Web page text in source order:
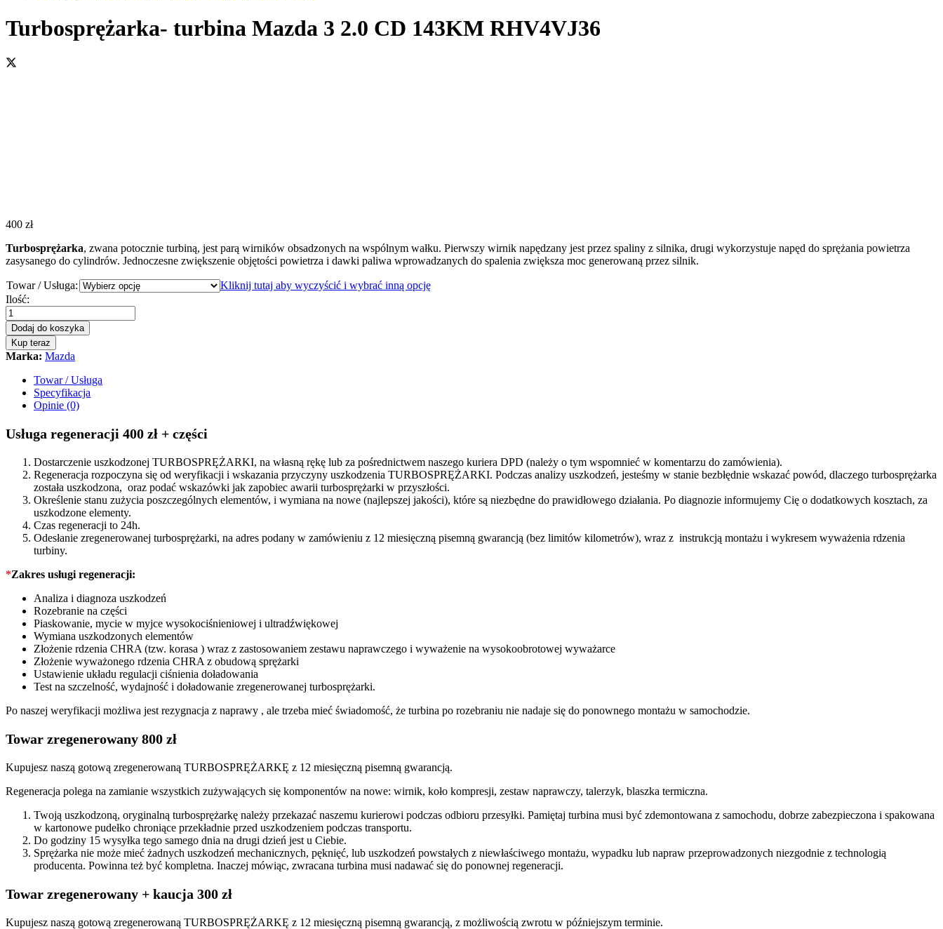
Turbosprężarka- turbina Mazda 3 2.0 CD 143KM RHV4VJ36
400 zł
Turbosprężarka, zwana potocznie turbiną, jest parą wirników obsadzonych na wspólnym wałku. Pierwszy wirnik napędzany jest przez spaliny z silnika, drugi wykorzystuje napęd do sprężania powietrza
zasysanego do cylindrów. Jednoczesne zwiększenie objętości powietrza i dawki paliwa wprowadzanych do spalenia zwiększa moc generowaną przez silnik.
Towar / Usługa:
Kliknij tutaj aby wyczyścić i wybrać inną opcję
Turbosprężarka-
turbina
Mazda
3
2.0
CD
143KM
RHV4VJ36
quantity
Ilość:
Dodaj do koszyka
Kup teraz
Marka: Mazda
Towar / Usługa
Specyfikacja
Opinie (0)
Usługa regeneracji 400 zł + części
Dostarczenie uszkodzonej TURBOSPRĘŻARKI, na własną rękę lub za pośrednictwem naszego kuriera DPD (należy o tym wspomnieć w komentarzu do zamówienia).
Regeneracja rozpoczyna się od weryfikacji i wskazania przyczyny uszkodzenia TURBOSPRĘŻARKI. Podczas analizy uszkodzeń, jesteśmy w stanie bezbłędnie wskazać powód, dlaczego turbosprężarka
została uszkodzona, oraz podać wskazówki jak zapobiec awarii turbosprężarki w przyszłości.
Określenie stanu zużycia poszczególnych elementów, i wymiana na nowe (najlepszej jakości), które są niezbędne do prawidłowego działania. Po diagnozie informujemy Cię o dodatkowych kosztach, za
uszkodzone elementy.
Czas regeneracji to 24h.
Odesłanie zregenerowanej turbosprężarki, na adres podany w zamówieniu z 12 miesięczną pisemną gwarancją (bez limitów kilometrów), wraz z instrukcją montażu i wykresem wyważenia rdzenia
turbiny.
*Zakres usługi regeneracji:
Analiza i diagnoza uszkodzeń
Rozebranie na części
Piaskowanie, mycie w myjce wysokociśnieniowej i ultradźwiękowej
Wymiana uszkodzonych elementów
Złożenie rdzenia CHRA (tzw. korasa ) wraz z zastosowaniem zestawu naprawczego i wyważenie na wysokoobrotowej wyważarce
Złożenie wyważonego rdzenia CHRA z obudową sprężarki
Ustawienie układu regulacji ciśnienia doładowania
Test na szczelność, wydajność i doładowanie zregenerowanej turbosprężarki.
Po naszej weryfikacji możliwa jest rezygnacja z naprawy , ale trzeba mieć świadomość, że turbina po rozebraniu nie nadaje się do ponownego montażu w samochodzie.
Towar zregenerowany 800 zł
Kupujesz naszą gotową zregenerowaną TURBOSPRĘŻARKĘ z 12 miesięczną pisemną gwarancją.
Regeneracja polega na zamianie wszystkich zużywających się komponentów na nowe: wirnik, koło kompresji, zestaw naprawczy, talerzyk, blaszka termiczna.
Twoją uszkodzoną, oryginalną turbosprężarkę należy przekazać naszemu kurierowi podczas odbioru przesyłki. Pamiętaj turbina musi być zdemontowana z samochodu, dobrze zabezpieczona i spakowana
w kartonowe pudełko chroniące przekładnie przed uszkodzeniem podczas transportu.
Do godziny 15 wysyłka tego samego dnia na drugi dzień jest u Ciebie.
Sprężarka nie może mieć żadnych uszkodzeń mechanicznych, pęknięć, lub uszkodzeń powstałych z niewłaściwego montażu, wypadku lub napraw przeprowadzonych niezgodnie z technologią
producenta. Powinna też być kompletna. Inaczej mówiąc, zwracana turbina musi nadawać się do ponownej regeneracji.
Towar zregenerowany + kaucja 300 zł
Kupujesz naszą gotową zregenerowaną TURBOSPRĘŻARKĘ z 12 miesięczną pisemną gwarancją, z możliwością zwrotu w późniejszym terminie.